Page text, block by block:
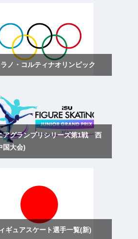
ノ・コルティナオリンピック
アグランプリシリーズ第1戦 西
国大会)
ギュアスケート選手一覧(新)